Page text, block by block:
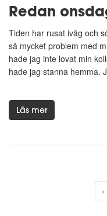
Redan
Tiden har rusat iväg och
så mycket problem med
hade jag inte lovat min
hade jag stanna hemma.
Läs mer
‹